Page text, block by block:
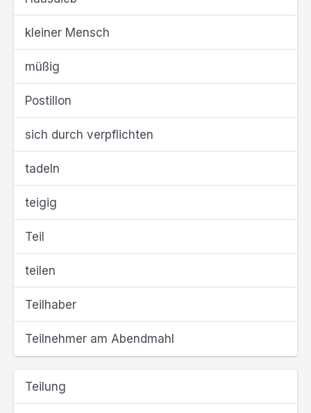
kleiner Mensch
müßig
Postillon
sich durch verpflichten
tadeln
teigig
Teil
teilen
Teilhaber
Teilnehmer am Abendmahl
Teilung